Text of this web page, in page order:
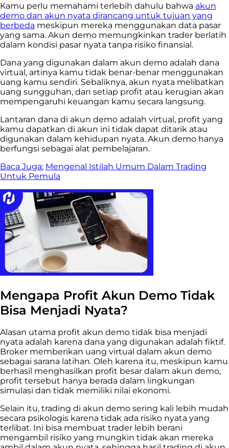
Kamu perlu memahami terlebih dahulu bahwa akun
demo dan akun nyata dirancang untuk tujuan yang
berbeda meskipun mereka menggunakan data pasar
yang sama. Akun demo memungkinkan trader berlatih
dalam kondisi pasar nyata tanpa risiko finansial.
Dana yang digunakan dalam akun demo adalah dana
virtual, artinya kamu tidak benar-benar menggunakan
uang kamu sendiri. Sebaliknya, akun nyata melibatkan
uang sungguhan, dan setiap profit atau kerugian akan
mempengaruhi keuangan kamu secara langsung.
Lantaran dana di akun demo adalah virtual, profit yang
kamu dapatkan di akun ini tidak dapat ditarik atau
digunakan dalam kehidupan nyata. Akun demo hanya
berfungsi sebagai alat pembelajaran.
Baca Juga: Mengenal Istilah Umum Dalam Trading
Untuk Pemula
Mengapa Profit Akun Demo Tidak
Bisa Menjadi Nyata?
Alasan utama profit akun demo tidak bisa menjadi
nyata adalah karena dana yang digunakan adalah fiktif.
Broker memberikan uang virtual dalam akun demo
sebagai sarana latihan. Oleh karena itu, meskipun kamu
berhasil menghasilkan profit besar dalam akun demo,
profit tersebut hanya berada dalam lingkungan
simulasi dan tidak memiliki nilai ekonomi.
Selain itu, trading di akun demo sering kali lebih mudah
secara psikologis karena tidak ada risiko nyata yang
terlibat. Ini bisa membuat trader lebih berani
mengambil risiko yang mungkin tidak akan mereka